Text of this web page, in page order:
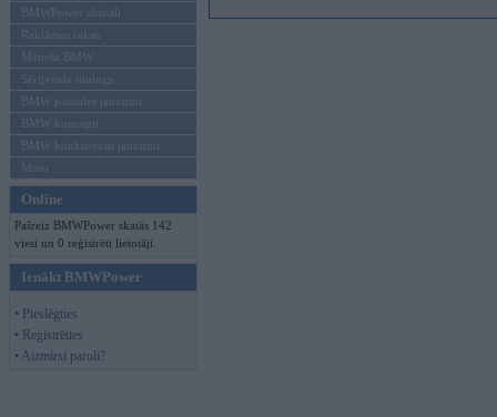
BMWPower aktuāli
Reklāmas raksti
Mēneša BMW
Sērijveida tūnings
BMW pasaules jaunumi
BMW koncepti
BMW konkurentu jaunumi
Moto
Online
Pašreiz BMWPower skatās 142
viesi un 0 reģistrēti lietotāji.
Ienākt BMWPower
• Pieslēgties
• Reģistrēties
• Aizmirsi paroli?